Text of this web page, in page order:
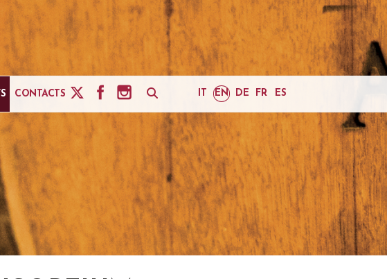
CONTACTS IT EN DE FR ES